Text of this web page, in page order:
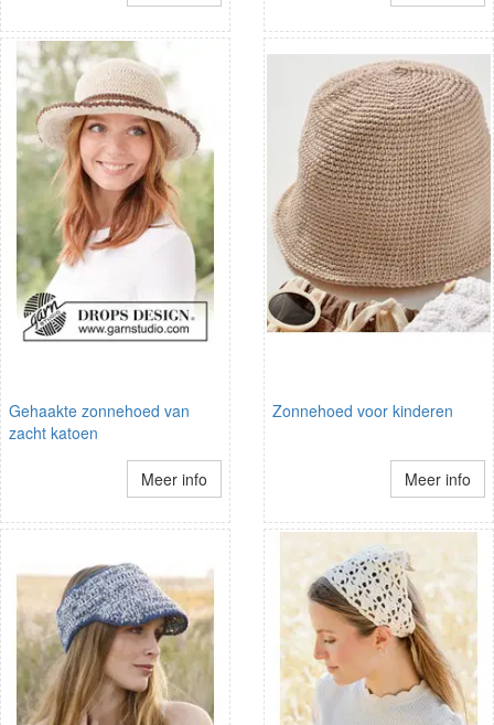
Gehaakte zonnehoed van
zacht katoen
Meer info
Zonnehoed voor kinderen
Meer info